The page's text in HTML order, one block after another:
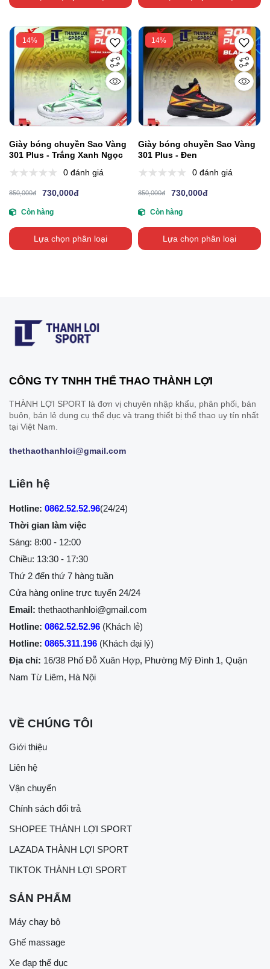
14%
Giày bóng chuyền Sao Vàng
301 Plus - Trắng Xanh Ngọc
0 đánh giá
850,000đ 730,000đ
Còn hàng
Lựa chọn phân loại
14%
Giày bóng chuyền Sao Vàng
301 Plus - Đen
0 đánh giá
850,000đ 730,000đ
Còn hàng
Lựa chọn phân loại
CÔNG TY TNHH THỂ THAO THÀNH LỢI
THÀNH LỢI SPORT là đơn vị chuyên nhập khẩu, phân phối, bán
buôn, bán lẻ dụng cụ thể dục và trang thiết bị thể thao uy tín nhất
tại Việt Nam.
thethaothanhloi@gmail.com
Liên hệ
Hotline: 0862.52.52.96(24/24)
Thời gian làm việc
Sáng: 8:00 - 12:00
Chiều: 13:30 - 17:30
Thứ 2 đến thứ 7 hàng tuần
Cửa hàng online trực tuyến 24/24
Email: thethaothanhloi@gmail.com
Hotline: 0862.52.52.96 (Khách lẻ)
Hotline: 0865.311.196 (Khách đại lý)
Địa chỉ: 16/38 Phố Đỗ Xuân Hợp, Phường Mỹ Đình 1, Quận
Nam Từ Liêm, Hà Nội
VỀ CHÚNG TÔI
Giới thiệu
Liên hệ
Vận chuyển
Chính sách đổi trả
SHOPEE THÀNH LỢI SPORT
LAZADA THÀNH LỢI SPORT
TIKTOK THÀNH LỢI SPORT
SẢN PHẨM
Máy chạy bộ
Ghế massage
Xe đạp thể dục